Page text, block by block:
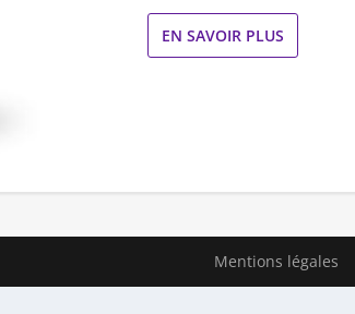
EN SAVOIR PLUS
Mentions légales